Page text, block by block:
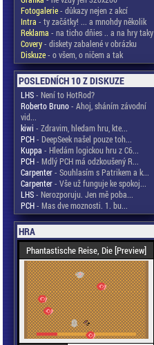
Fotogalerie- důkazy nejen z akcí
Intra - ty začátky! ... a mnohdy několik
Reklama - na ticho dňies .. a na hry taky
Covery- diskety zabalené v obrázku
Diskuze- o všem, o ničem a tak
POSLEDNÍCH 10 Z DISKUZE
LHS- Není to HotRod?
Roberto Bruno- Ahoj, sháním závodní
vid...
kiwi - Zdravim, hledam hru, kte...
PCH- DeepSeek našel pouze toh...
Kuppa - Hledám logickou hru z C6...
PCH- Mdlý PCH má odzkoušený R...
Carpenter- Souhlasím s Patrikem a k...
Carpenter- Vše už funguje ke spokoj...
LHS- Nerozporuju. Jen mě poba...
PCH- Mas dve moznosti. 1. bu...
HRA
Phantastische Reise, Die [Preview]